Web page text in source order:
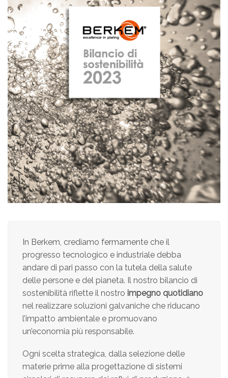
In Berkem, crediamo fermamente che il
progresso tecnologico e industriale debba
andare di pari passo con la tutela della salute
delle persone e del pianeta. Il nostro bilancio di
sostenibilità riflette il nostro impegno quotidiano
nel realizzare soluzioni galvaniche che riducano
l’impatto ambientale e promuovano
un’economia più responsabile.
Ogni scelta strategica, dalla selezione delle
materie prime alla progettazione di sistemi